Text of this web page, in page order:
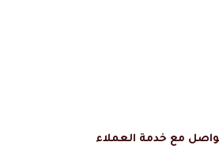
مع خدمة العملاء